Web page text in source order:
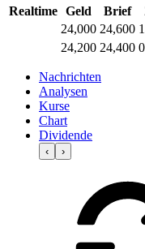
Realtime Geld Brief
24,000 24,600
24,200 24,400
Nachrichten
Analysen
Kurse
Chart
Dividende
‹ ›